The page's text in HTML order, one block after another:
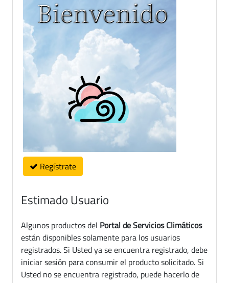
Regístrate
Estimado Usuario
Algunos productos del Portal de Servicios Climáticos
están disponibles solamente para los usuarios
registrados. Si Usted ya se encuentra registrado, debe
iniciar sesión para consumir el producto solicitado. Si
Usted no se encuentra registrado, puede hacerlo de